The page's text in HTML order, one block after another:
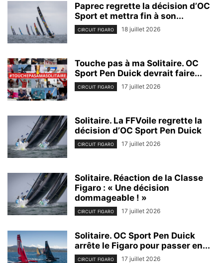
Paprec regrette la décision d’OC
Sport et mettra fin à son...
CIRCUIT FIGARO 18 juillet 2026
Touche pas à ma Solitaire. OC
Sport Pen Duick devrait faire...
CIRCUIT FIGARO 17 juillet 2026
Solitaire. La FFVoile regrette la
décision d’OC Sport Pen Duick
CIRCUIT FIGARO 17 juillet 2026
Solitaire. Réaction de la Classe
Figaro : « Une décision
dommageable ! »
CIRCUIT FIGARO 17 juillet 2026
Solitaire. OC Sport Pen Duick
arrête le Figaro pour passer en...
CIRCUIT FIGARO 17 juillet 2026